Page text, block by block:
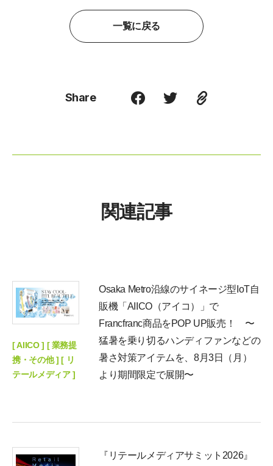
一覧に戻る
Share
関連記事
[ AIICO ] [ 業務提
携・その他 ] [ リ
テールメディア ]
Osaka Metro沿線のサイネージ型IoT自
販機「AIICO（アイコ）」で
Francfranc商品をPOP UP販売！ 〜
猛暑を乗り切るハンディファンなどの
暑さ対策アイテムを、8月3日（月）
より期間限定で展開〜
『リテールメディアサミット2026』